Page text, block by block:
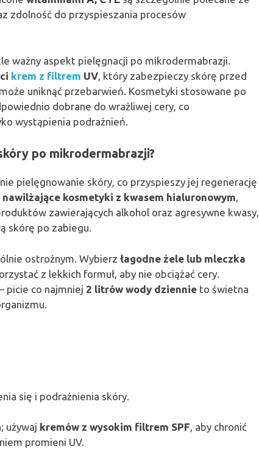
zdolność do przyspieszania procesów
ważny aspekt pielęgnacji po mikrodermabrazji.
krem z filtrem UV, który zabezpieczy skórę przed
uniknąć przebarwień. Kosmetyki stosowane po
dobrane do wrażliwej cery, co
wystąpienia podrażnień.
po mikrodermabrazji?
pielęgnowanie skóry, co przyspieszy jej regenerację
nawilżające kosmetyki z kwasem hialuronowym,
zawierających alkohol oraz agresywne kwasy,
skórę po zabiegu.
ostrożnym. Wybierz łagodne żele lub mleczka
z lekkich formuł, aby nie obciążać cery.
picie co najmniej 2 litrów wody dziennie to świetna
się i podrażnienia skóry.
używaj kremów z wysokim filtrem SPF, aby chronić
promieni UV.